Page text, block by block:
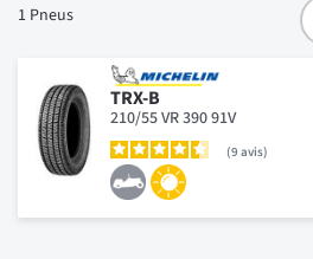
1 Pneus
TRX-B
210/55 VR 390 91V
9 avis